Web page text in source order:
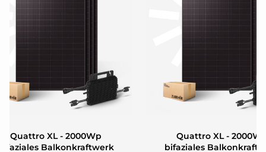
Quattro XL - 2000Wp
Balkonkraftwerk
Quattro XL -
bifaziales